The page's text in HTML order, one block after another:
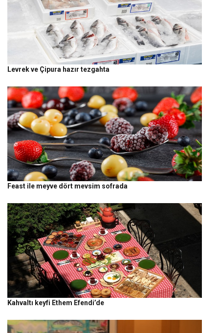
Levrek ve Çipura hazır tezgahta
Feast ile meyve dört mevsim sofrada
Kahvaltı keyfi Ethem Efendi’de